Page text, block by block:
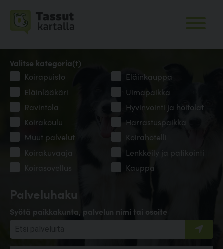
Palveluhaku
Syötä paikkakunta, palvelun nimi tai osoite
Valitse kategoria(t)
Koirapuisto
Eläinkauppa
Eläinlääkäri
Uimapaikka
Ravintola
Hyvinvointi ja hoitolat
Koirakoulu
Harrastuspaikka
Muut palvelut
Koirahotelli
Koirakuvaaja
Lenkkeily ja patikointi
Koirasovellus
Kauppa